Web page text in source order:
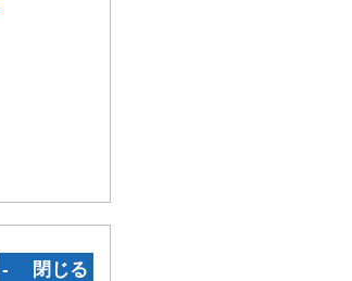
‐ 閉じる